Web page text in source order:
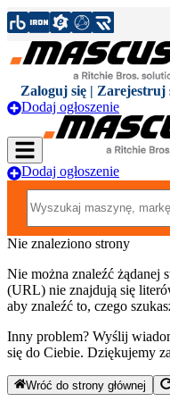
Zaloguj się | Zarejestruj
Dodaj ogłoszenie
Dodaj ogłoszenie
Nie znaleziono strony
Nie można znaleźć żądanej
(URL) nie znajdują się
aby znaleźć to, czego
Inny problem? Wyślij
się do Ciebie. Dziękujemy
Wróć do strony głównej